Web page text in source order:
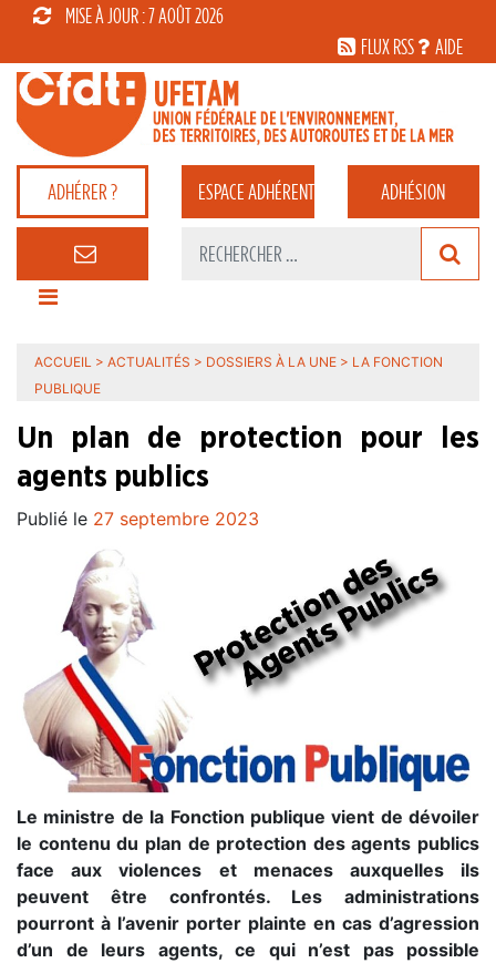
MISE À JOUR : 7 AOÛT 2026
FLUX RSS
AIDE
ADHÉRER ? ESPACEADHÉRENT ADHÉSION
ACCUEIL > ACTUALITÉS > DOSSIERS À LA UNE > LA FONCTION
PUBLIQUE
Un plan de protection pour les
agents publics
Publié le 27 septembre 2023
Le ministre de la Fonction publique vient de dévoiler
le contenu du plan de protection des agents publics
face aux violences et menaces auxquelles ils
peuvent être confrontés. Les administrations
pourront à l’avenir porter plainte en cas d’agression
d’un de leurs agents, ce qui n’est pas possible